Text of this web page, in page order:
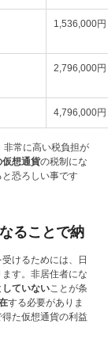
1,536,000円
2,796,000円
4,796,000円
非常に高い税負担が
仮想通貨の税制にな
恐ろしい事です
ることで納
けるためには、日
す。非居住者にな
していないことが条
する必要がありま
た仮想通貨の利益